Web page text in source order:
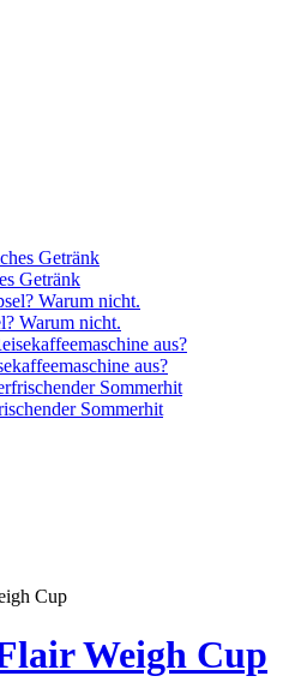
Getränk
Warum nicht.
aus?
Sommerhit
Weigh Cup